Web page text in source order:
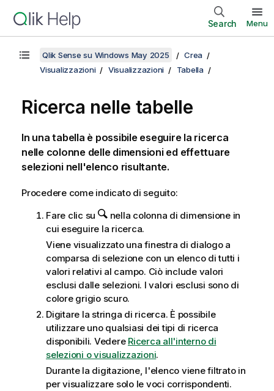
Search Menu
Qlik Sense su Windows May 2025
Crea
Visualizzazioni
Visualizzazioni Tabella
Ricerca nelle tabelle
In una tabella è possibile eseguire la ricerca
nelle colonne delle dimensioni ed effettuare
selezioni nell'elenco risultante.
Procedere come indicato di seguito:
Fare clic su
nella colonna di dimensione in
cui eseguire la ricerca.
Viene visualizzato una finestra di dialogo a
comparsa di selezione con un elenco di tutti i
valori relativi al campo. Ciò include valori
esclusi dalle selezioni. I valori esclusi sono di
colore grigio scuro.
Digitare la stringa di ricerca. È possibile
utilizzare uno qualsiasi dei tipi di ricerca
disponibili. Vedere Ricerca all'interno di
selezioni o visualizzazioni.
Durante la digitazione, l'elenco viene filtrato in
per visualizzare solo le voci corrispondenti.